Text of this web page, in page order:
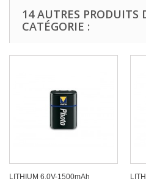
14 AUTRES PRODUITS
CATÉGORIE :
LITHIUM 6.0V-1500mAh